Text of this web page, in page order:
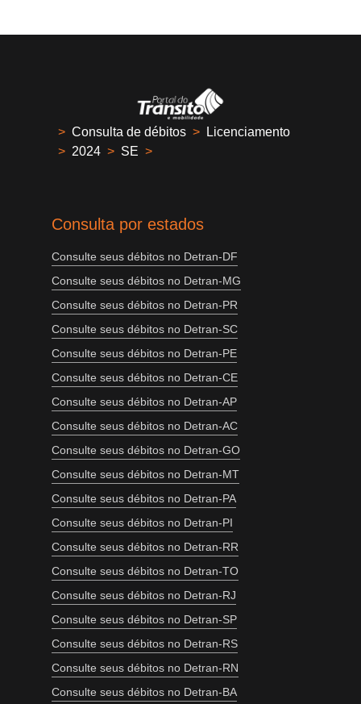
> Consulta de débitos >
Licenciamento
> 2024 > SE >
Consulta por estados
Consulte seus débitos no Detran-DF
Consulte seus débitos no Detran-MG
Consulte seus débitos no Detran-PR
Consulte seus débitos no Detran-SC
Consulte seus débitos no Detran-PE
Consulte seus débitos no Detran-CE
Consulte seus débitos no Detran-AP
Consulte seus débitos no Detran-AC
Consulte seus débitos no Detran-GO
Consulte seus débitos no Detran-MT
Consulte seus débitos no Detran-PA
Consulte seus débitos no Detran-PI
Consulte seus débitos no Detran-RR
Consulte seus débitos no Detran-TO
Consulte seus débitos no Detran-RJ
Consulte seus débitos no Detran-SP
Consulte seus débitos no Detran-RS
Consulte seus débitos no Detran-RN
Consulte seus débitos no Detran-BA